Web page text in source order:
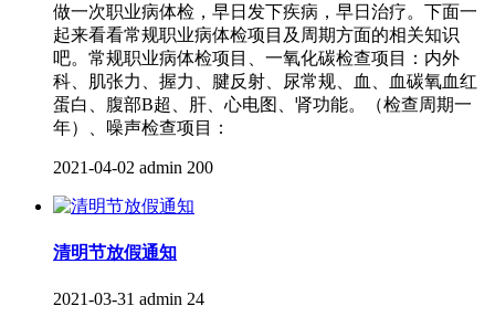
做一次职业病体检，早日发下疾病，早日治疗。下面一
起来看看常规职业病体检项目及周期方面的相关知识
吧。常规职业病体检项目、一氧化碳检查项目：内外
科、肌张力、握力、腱反射、尿常规、血、血碳氧血红
蛋白、腹部B超、肝、心电图、肾功能。（检查周期一
年）、噪声检查项目：
2021-04-02 admin 200
清明节放假通知
2021-03-31 admin 24